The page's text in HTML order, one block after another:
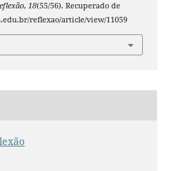
, 18(55/56). Recuperado de
reflexao/article/view/11059